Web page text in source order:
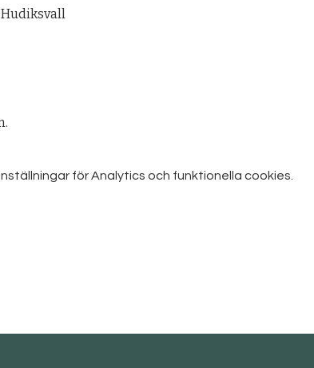
för Analytics och funktionella cookies.